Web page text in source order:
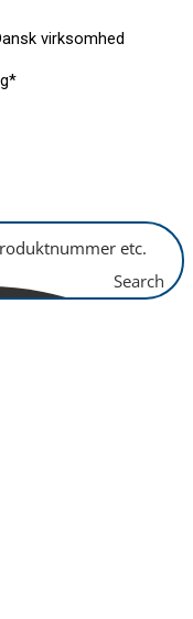
virksomhed
Search